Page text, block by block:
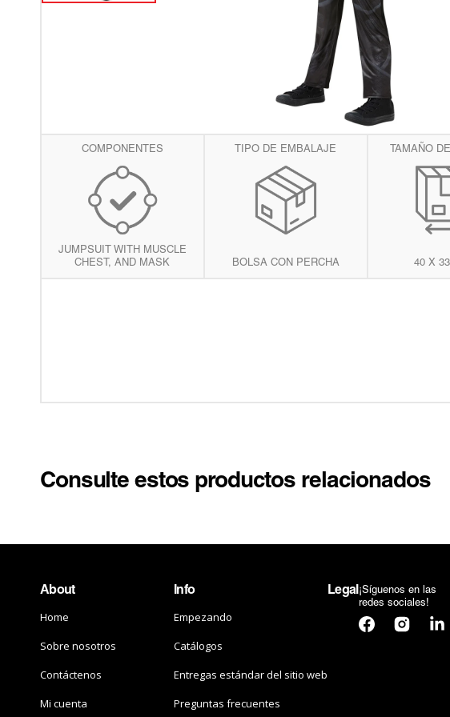
WEDNESDAY
WEDNESDAY
vista
galería
COMPONENTES
JUMPSUIT WITH MUSCLE
CHEST, AND MASK
TIPO DE EMBALAJE
BOLSA CON PERCHA
TAMAÑO
40 X
Consulte estos productos relacionados
About
Home
Sobre nosotros
Contáctenos
Mi cuenta
Info
Empezando
Catálogos
Entregas estándar del sitio web
Preguntas frecuentes
Legal ¡Síguenos en las
redes sociales!
FacebookInstagram